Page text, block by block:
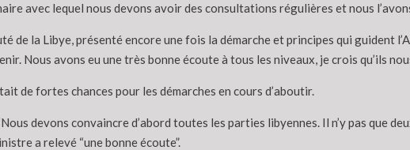
avec lequel nous devons avoir des consultations régulières et nous
de la Libye, présenté encore une fois la démarche et principes qui guident
Nous avons eu une très bonne écoute à tous les niveaux, je crois qu’ils
de fortes chances pour les démarches en cours d’aboutir.
devons convaincre d’abord toutes les parties libyennes. Il n’y pas que
a relevé “une bonne écoute”.